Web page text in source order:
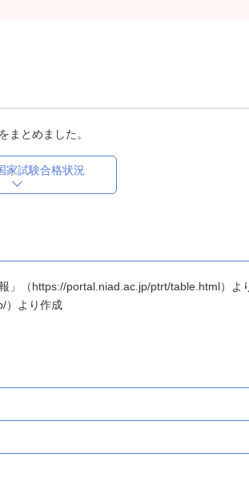
まとめました。
家試験合格状況
」（https://portal.niad.ac.jp/ptrt/table.html）よ
）より作成